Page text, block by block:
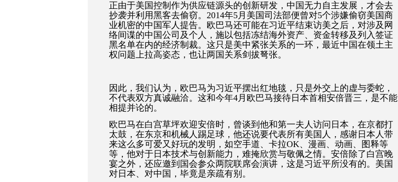
正由于美国控制作为供应链源头的创新研发，中国无力自主发展，才会去
抄袭并利用黑客去偷窃。2014年5月美国司法部便曾对5个涉嫌偷窃美国商
业机密的中国军人提告。欧巴马还可能在习近平结束访美之后，对涉及网
络间谍的中国公司及个人，施以包括冻结海外资产、资金转移及列入签证
黑名单在内的经济制裁。这只是美中紧张关系的一环，最近中国在领土主
权问题上拉高姿态，也让两国关系剑拔弩张。
因此，我们认为，欧巴马为习近平摆出红地毯，只是外交上的虚与委蛇，
不代表双方真诚融洽。这和今年4月欧巴马接待日本首相安倍晋三，是不能
相提并论的。
欧巴马在白宫草坪欢迎安倍时，曾谈到他和第一夫人访问日本，在京都打
太鼓，在东京和机械人踢足球，他还说要代表所有美国人，感谢日本人带
来这么多可爱又好玩的发明，如空手道、卡拉OK、漫画、动画、图释等
等，他对于日本技术与创新能力，难掩欣赏与敬佩之情。安倍除了白宫晚
宴之外，还应邀到国会参众两院联席会演讲，这是习近平所没有的。美国
对日本、对中国，毕竟是亲疏有别。